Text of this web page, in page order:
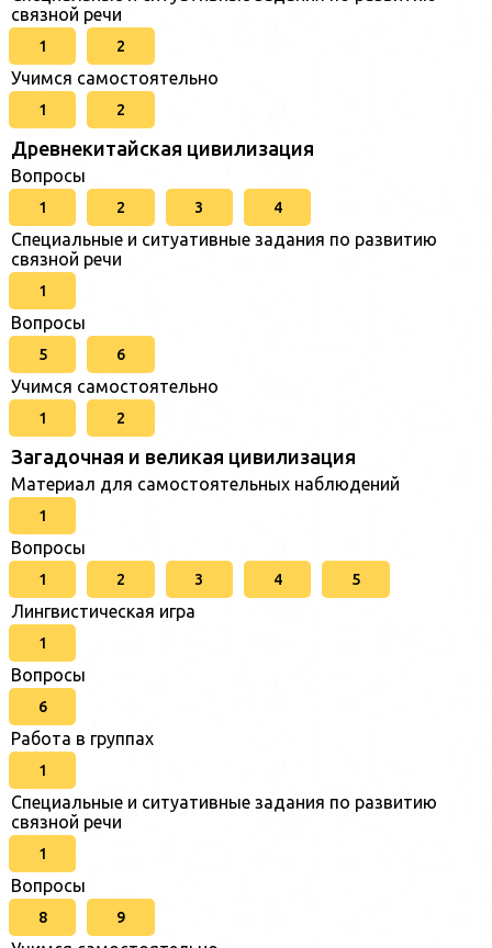
связной речи
1 2
Учимся самостоятельно
1 2
Древнекитайская цивилизация
Вопросы
1 2 3 4
Специальные и ситуативные задания по развитию
связной речи
1
Вопросы
5 6
Учимся самостоятельно
1 2
Загадочная и великая цивилизация
Материал для самостоятельных наблюдений
1
Вопросы
1 2 3 4 5
Лингвистическая игра
1
Вопросы
6
Работа в группах
1
Специальные и ситуативные задания по развитию
связной речи
1
Вопросы
8 9